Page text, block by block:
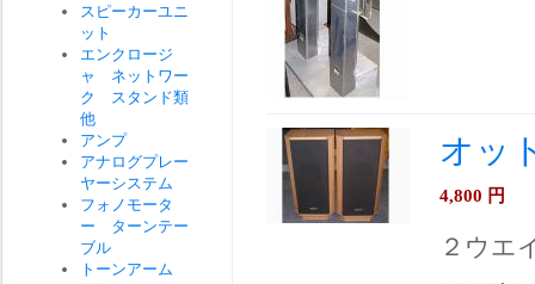
オッ
4,800 円
２ウエ
スピーカーユニ
ット
エンクロージ
ャ ネットワー
ク スタンド類
他
アンプ
アナログプレー
ヤーシステム
フォノモータ
ー ターンテー
ブル
トーンアーム